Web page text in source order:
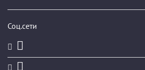
Соц.сети